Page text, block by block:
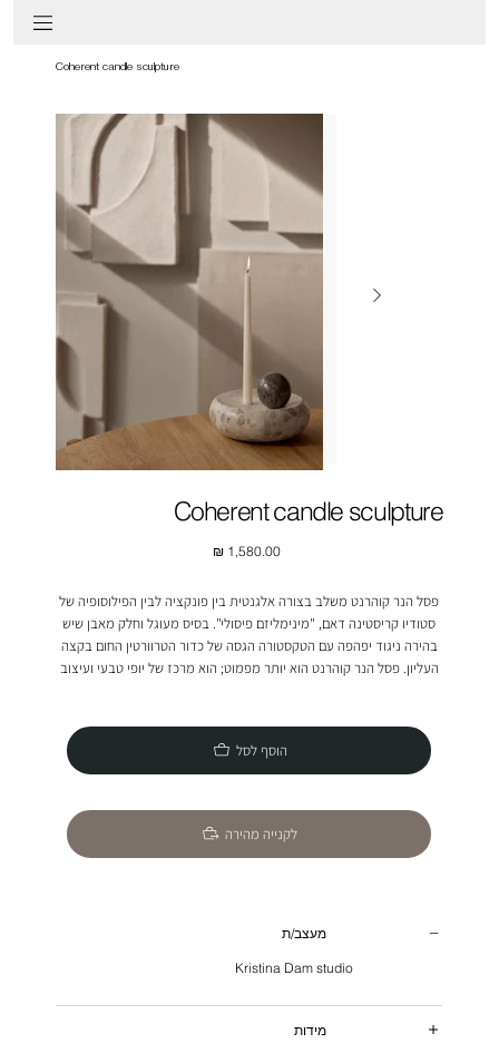
Coherent candle sculpture
Coherent candle sculpture
מחיר
פסל הנר קוהרנט משלב בצורה אלגנטית בין פונקציה לבין הפילוסופיה של
סטודיו קריסטינה דאם, "מינימליזם פיסולי". בסיס מעוגל וחלק מאבן שיש
בהירה ניגוד יפהפה עם הטקסטורה הגסה של כדור הטרוורטין החום בקצה
העליון. פסל הנר קוהרנט הוא יותר מפמוט; הוא מרכז של יופי טבעי ועיצוב
הוסף לסל
לקנייה מהירה
מעצב/ת
Kristina Dam studio
מידות